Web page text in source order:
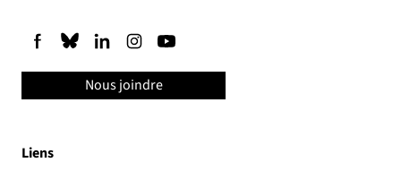
Liens
Nous joindre